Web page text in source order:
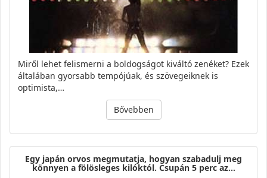
Miről lehet felismerni a boldogságot kiváltó zenéket? Ezek
általában gyorsabb tempójúak, és szövegeiknek is
optimista,…
Bővebben
Egy japán orvos megmutatja, hogyan szabadulj meg
könnyen a fölösleges kilóktól. Csupán 5 perc az…